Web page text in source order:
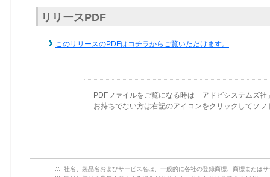
リリースPDF
このリリースのPDFはコチラからご覧いただけます。
PDFファイルをご覧になる時は「アドビシステムズ社
お持ちでない方は右記のアイコンをクリックしてソ
社名、製品名およびサービス名は、一般的に各社の登録商標、商標または